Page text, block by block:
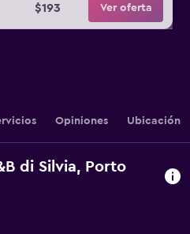
$193 Ver oferta
Opiniones Ubicación
di Silvia, Porto